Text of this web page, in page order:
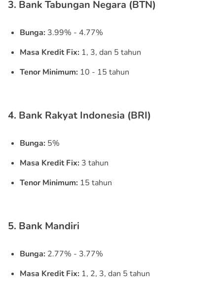
3. Bank Tabungan Negara (BTN)
Bunga: 3.99% - 4.77%
Masa Kredit Fix: 1, 3, dan 5 tahun
Tenor Minimum: 10 - 15 tahun
4. Bank Rakyat Indonesia (BRI)
Bunga: 5%
Masa Kredit Fix: 3 tahun
Tenor Minimum: 15 tahun
5. Bank Mandiri
Bunga: 2.77% - 3.77%
Masa Kredit Fix: 1, 2, 3, dan 5 tahun